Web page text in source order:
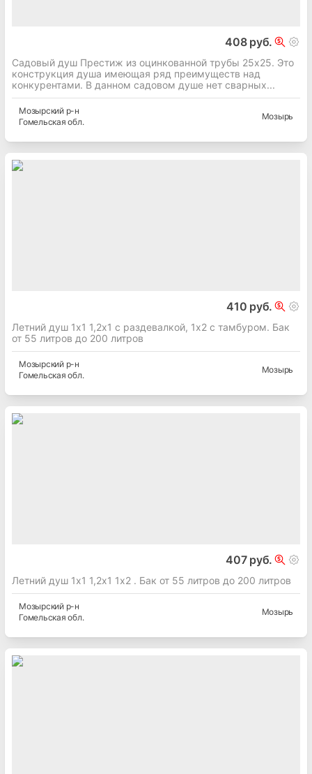
408 руб.
Садовый душ Престиж из оцинкованной трубы 25х25. Это
конструкция душа имеющая ряд преимуществ над
конкурентами. В данном садовом душе нет сварных...
Мозырскийр-н
Гомельская обл.
Мозырь
410 руб.
Летний душ 1х1 1,2х1 с раздевалкой, 1х2 с тамбуром. Бак
от 55 литров до 200 литров
Мозырскийр-н
Гомельская обл.
Мозырь
407 руб.
Летний душ 1х1 1,2х1 1х2 . Бак от 55 литров до 200 литров
Мозырскийр-н
Гомельская обл.
Мозырь